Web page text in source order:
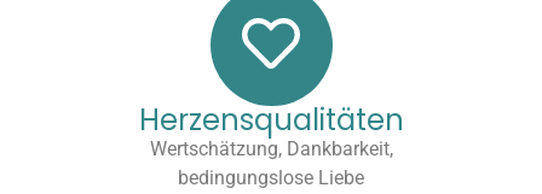
Herzensqualitäten
Wertschätzung, Dankbarkeit,
bedingungslose Liebe